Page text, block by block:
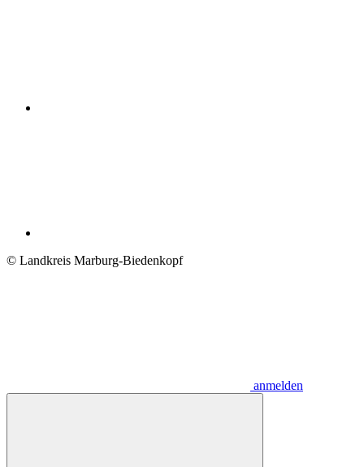
© Landkreis Marburg-Biedenkopf
anmelden